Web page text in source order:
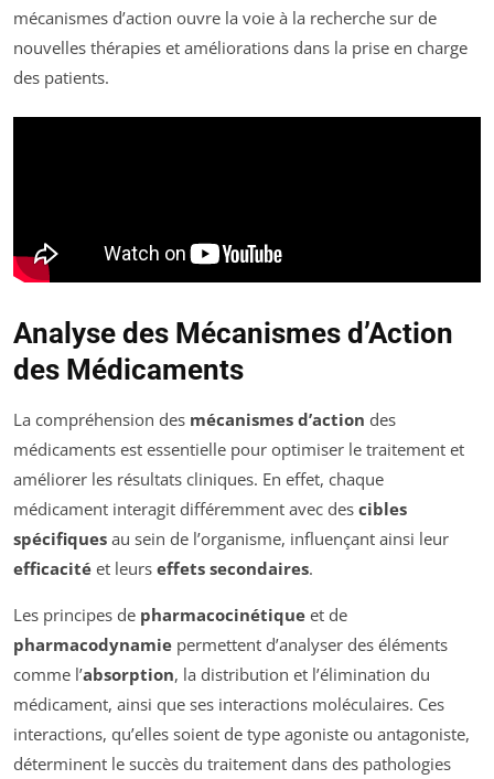
mécanismes d’action ouvre la voie à la recherche sur de
nouvelles thérapies et améliorations dans la prise en charge
des patients.
Analyse des Mécanismes d’Action
des Médicaments
La compréhension des mécanismes d’action des
médicaments est essentielle pour optimiser le traitement et
améliorer les résultats cliniques. En effet, chaque
médicament interagit différemment avec des cibles
spécifiques au sein de l’organisme, influençant ainsi leur
efficacité et leurs effets secondaires.
Les principes de pharmacocinétique et de
pharmacodynamie permettent d’analyser des éléments
comme l’absorption, la distribution et l’élimination du
médicament, ainsi que ses interactions moléculaires. Ces
interactions, qu’elles soient de type agoniste ou antagoniste,
déterminent le succès du traitement dans des pathologies